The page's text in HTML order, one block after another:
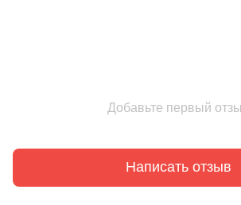
Добавьте первый
Написать отзыв